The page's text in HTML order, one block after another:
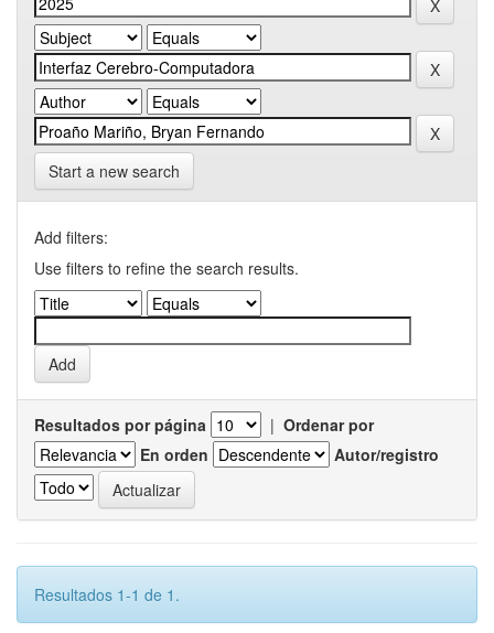
Start a new search
Add filters:
Use filters to refine the search results.
Resultados por página | Ordenar por
En orden
Autor/registro
Resultados 1-1 de 1.